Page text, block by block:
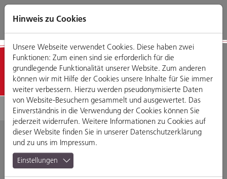
Direkt
zum
Zum
Hauptmenü
Zum
Footermenü
Zur
Website-
Detailansicht
Tiki Beat Bar & Club
Hinweis zu Cookies
Unsere Webseite verwendet Cookies. Diese haben zwei
Funktionen: Zum einen sind sie erforderlich für die
grundlegende Funktionalität unserer Website. Zum anderen
können wir mit Hilfe der Cookies unsere Inhalte für Sie immer
weiter verbessern. Hierzu werden pseudonymisierte Daten
von Website-Besuchern gesammelt und ausgewertet. Das
Einverständnis in die Verwendung der Cookies können Sie
jederzeit widerrufen. Weitere Informationen zu Cookies auf
dieser Website finden Sie in unserer Datenschutzerklärung
und zu uns im Impressum.
Einstellungen